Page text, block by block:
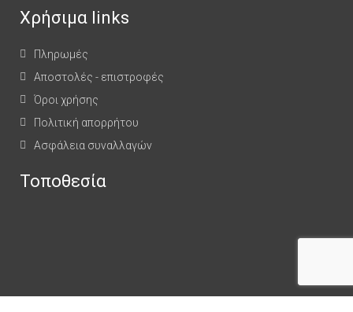
Χρήσιμα links
Πληρωμές
Αποστολές - επιστροφές
Όροι χρήσης
Πολιτική απορρήτου
Ασφάλεια συναλλαγών
Τοποθεσία